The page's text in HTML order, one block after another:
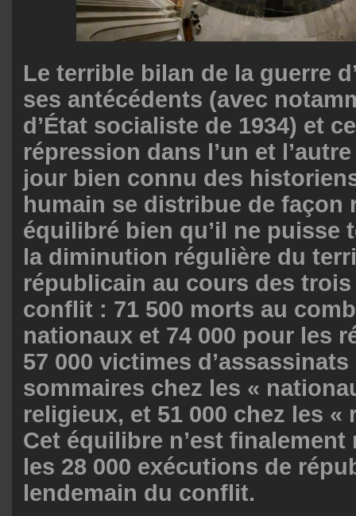
Le terrible bilan de la guerre
ses antécédents (avec
d’État socialiste de 1934) et
répression dans l’un et
jour bien connu des
humain se distribue de façon
équilibré bien qu’il ne puisse
la diminution régulière du
républicain au cours des trois
conflit : 71 500 morts au
nationaux et 74 000 pour les
57 000 victimes
sommaires chez les «
religieux, et 51 000 chez les «
Cet équilibre n’est
les 28 000 exécutions de
lendemain du conflit.